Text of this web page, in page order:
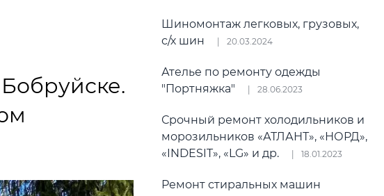
Шиномонтаж легковых, грузовых,
с/х шин
20.03.2024
Ателье по ремонту одежды
"Портняжка"
28.06.2023
Срочный ремонт холодильников и
морозильников «АТЛАНТ», «НОРД»,
«INDESIT», «LG» и др.
18.01.2023
Ремонт стиральных машин